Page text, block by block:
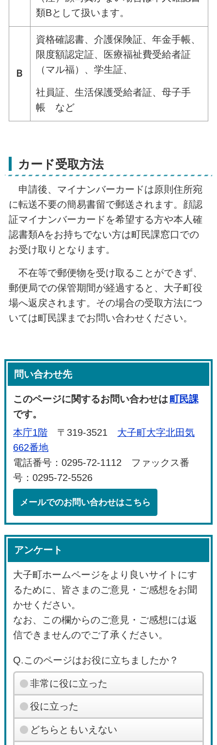
類Bとして扱います。
Ｂ
資格確認書、介護保険証、年金手帳、
限度額認定証、医療福祉費受給者証
（マル福）、学生証、
社員証、生活保護受給者証、母子手
帳 など
カード受取方法
申請後、マイナンバーカードは原則住所宛
に転送不要の簡易書留で郵送されます。顔認
証マイナンバーカードを希望する方や本人確
認書類Aをお持ちでない方は町民課窓口での
お受け取りとなります。
不在等で郵便物を受け取ることができず、
郵便局での保管期間が経過すると、大子町役
場へ返戻されます。その場合の受取方法につ
いては町民課までお問い合わせください。
問い合わせ先
このページに関するお問い合わせは 町民課
です。
本庁1階 〒319-3521 大子町大字北田気
662番地
電話番号：0295-72-1112 ファックス番
号：0295-72-5526
メールでのお問い合わせはこちら
アンケート
大子町ホームページをより良いサイトにす
るために、皆さまのご意見・ご感想をお聞
かせください。
なお、この欄からのご意見・ご感想には返
信できませんのでご了承ください。
Q.このページはお役に立ちましたか？
非常に役に立った
役に立った
どちらともいえない